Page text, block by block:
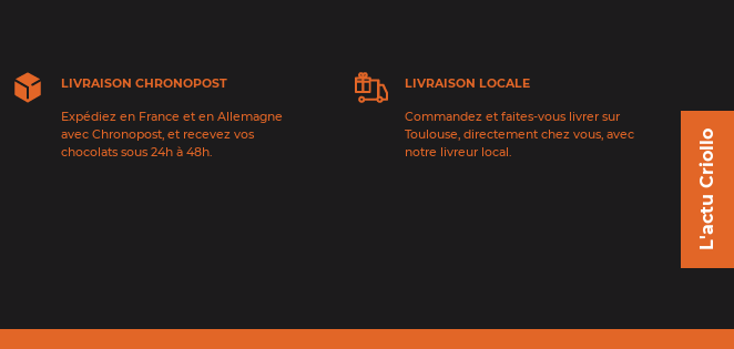
L'actu Criollo
LIVRAISON CHRONOPOST
Expédiez en France et en Allemagne
avec Chronopost, et recevez vos
chocolats sous 24h à 48h.
LIVRAISON LOCALE
Commandez et faites-vous livrer sur
Toulouse, directement chez vous, avec
notre livreur local.